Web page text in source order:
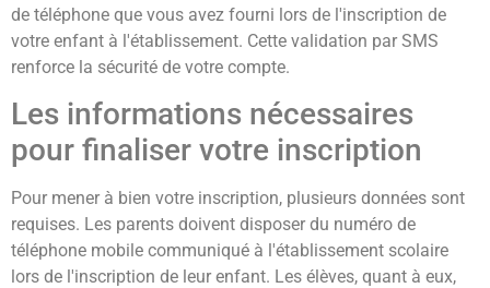
de téléphone que vous avez fourni lors de l'inscription de
votre enfant à l'établissement. Cette validation par SMS
renforce la sécurité de votre compte.
Les informations nécessaires
pour finaliser votre inscription
Pour mener à bien votre inscription, plusieurs données sont
requises. Les parents doivent disposer du numéro de
téléphone mobile communiqué à l'établissement scolaire
lors de l'inscription de leur enfant. Les élèves, quant à eux,